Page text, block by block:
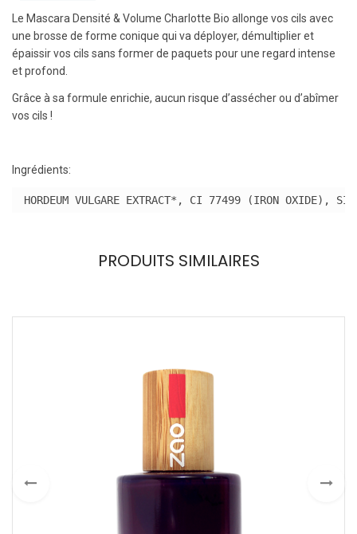
Le Mascara Densité & Volume Charlotte Bio allonge vos cils avec
une brosse de forme conique qui va déployer, démultiplier et
épaissir vos cils sans former de paquets pour une regard intense
et profond.
Grâce à sa formule enrichie, aucun risque d’assécher ou d’abîmer
vos cils !
Ingrédients:
HORDEUM VULGARE EXTRACT*, CI 77499 (IRON OXIDE),
PRODUITS SIMILAIRES